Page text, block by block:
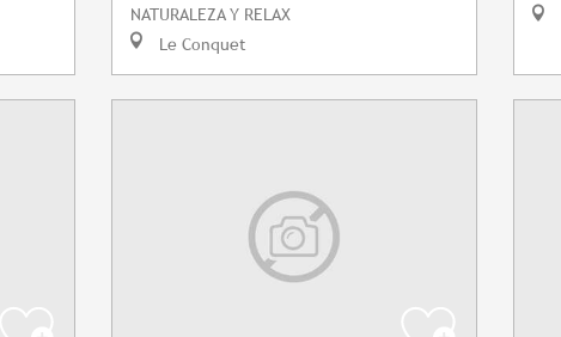
NATURALEZA Y RELAX
Le Conquet